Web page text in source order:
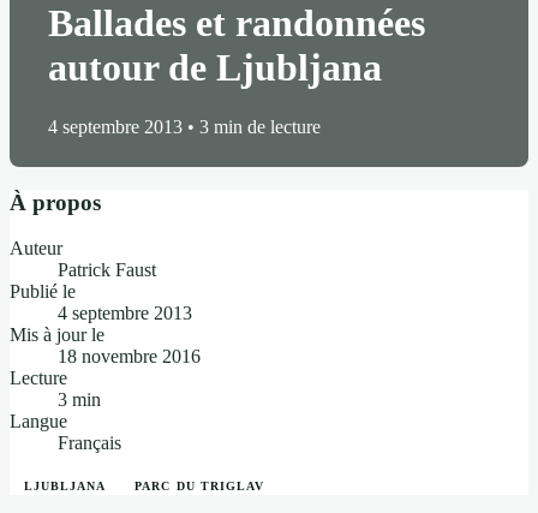
Ballades et randonnées
autour de Ljubljana
4 septembre 2013 • 3 min de lecture
À propos
Auteur
Patrick Faust
Publié le
4 septembre 2013
Mis à jour le
18 novembre 2016
Lecture
3 min
Langue
Français
LJUBLJANA PARC DU TRIGLAV